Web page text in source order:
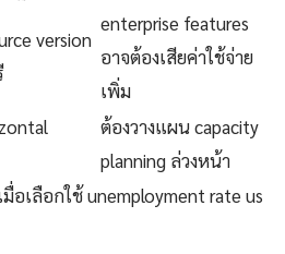
version
enterprise features
อาจต้องเสียค่าใช้จ่าย
เพิ่ม
ต้องวางแผน capacity
planning ล่วงหน้า
อเลือกใช้ unemployment rate us